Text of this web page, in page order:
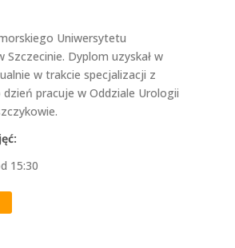
Uniwersytetu
Szczecinie. Dyplom uzyskał w
w trakcie specjalizacji z
pracuje w Oddziale Urologii
15:30